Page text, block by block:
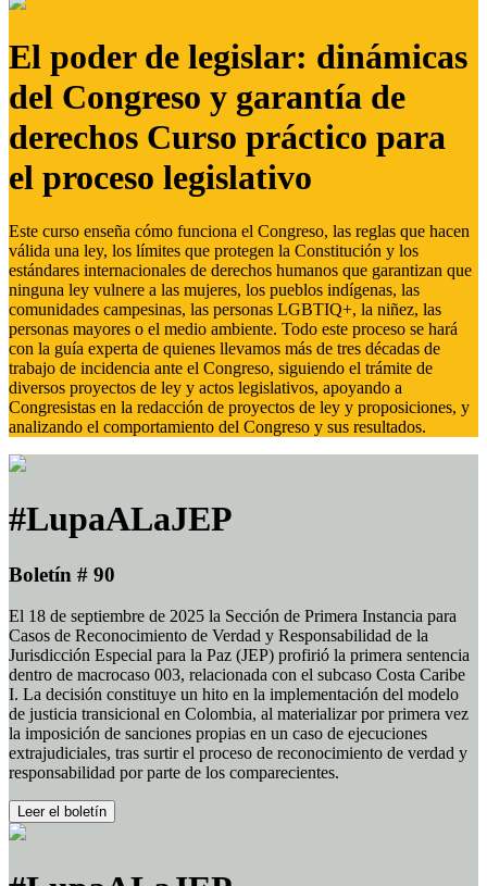
El poder de legislar: dinámicas
del Congreso y garantía de
derechos Curso práctico para
el proceso legislativo
Este curso enseña cómo funciona el Congreso, las reglas que hacen
válida una ley, los límites que protegen la Constitución y los
estándares internacionales de derechos humanos que garantizan que
ninguna ley vulnere a las mujeres, los pueblos indígenas, las
comunidades campesinas, las personas LGBTIQ+, la niñez, las
personas mayores o el medio ambiente. Todo este proceso se hará
con la guía experta de quienes llevamos más de tres décadas de
trabajo de incidencia ante el Congreso, siguiendo el trámite de
diversos proyectos de ley y actos legislativos, apoyando a
Congresistas en la redacción de proyectos de ley y proposiciones, y
analizando el comportamiento del Congreso y sus resultados.
#LupaALaJEP
Boletín # 90
El 18 de septiembre de 2025 la Sección de Primera Instancia para
Casos de Reconocimiento de Verdad y Responsabilidad de la
Jurisdicción Especial para la Paz (JEP) profirió la primera sentencia
dentro de macrocaso 003, relacionada con el subcaso Costa Caribe
I. La decisión constituye un hito en la implementación del modelo
de justicia transicional en Colombia, al materializar por primera vez
la imposición de sanciones propias en un caso de ejecuciones
extrajudiciales, tras surtir el proceso de reconocimiento de verdad y
responsabilidad por parte de los comparecientes.
Leer el boletín